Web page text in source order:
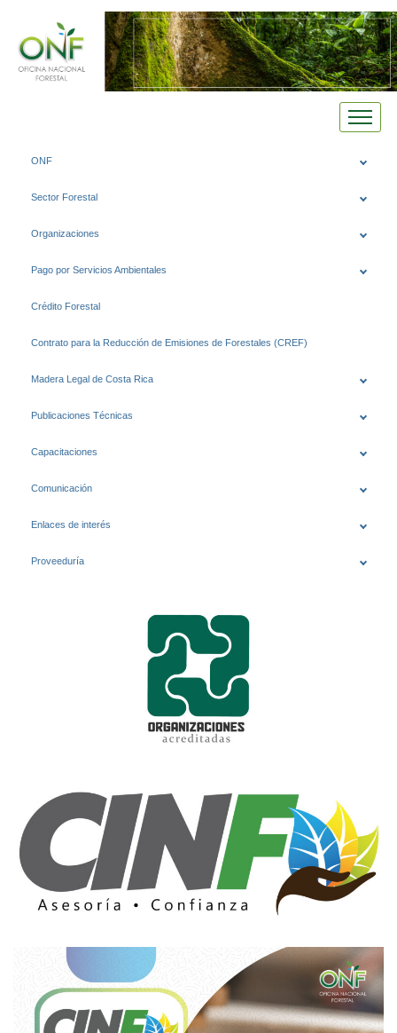
ONF
Sector Forestal
Organizaciones
Pago por Servicios Ambientales
Crédito Forestal
Contrato para la Reducción de Emisiones de Forestales (CREF)
Madera Legal de Costa Rica
Publicaciones Técnicas
Capacitaciones
Comunicación
Enlaces de interés
Proveeduría